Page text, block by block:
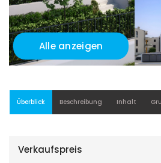
Alle anzeigen
Überblick Beschreibung Inhalt
Verkaufspreis